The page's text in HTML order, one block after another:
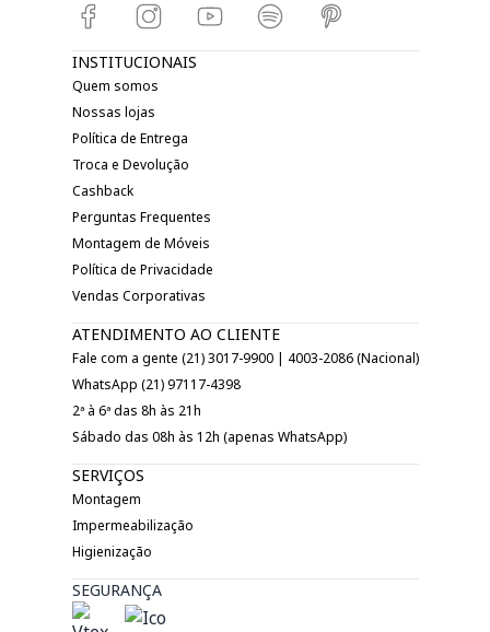
INSTITUCIONAIS
Quem somos
Nossas lojas
Política de Entrega
Troca e Devolução
Cashback
Perguntas Frequentes
Montagem de Móveis
Política de Privacidade
Vendas Corporativas
ATENDIMENTO AO CLIENTE
Fale com a gente (21) 3017-9900 | 4003-2086 (Nacional)
WhatsApp (21) 97117-4398
2ª à 6ª das 8h às 21h
Sábado das 08h às 12h (apenas WhatsApp)
SERVIÇOS
Montagem
Impermeabilização
Higienização
SEGURANÇA